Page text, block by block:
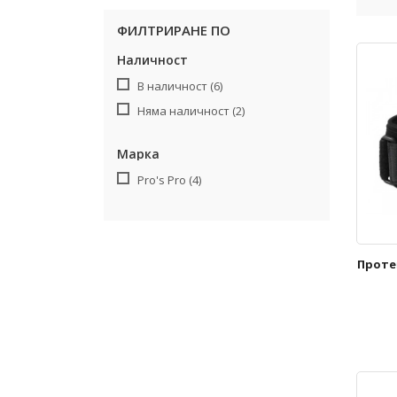
ФИЛТРИРАНЕ ПО
Наличност
В наличност (6)
Няма наличност (2)
Марка
Pro's Pro (4)